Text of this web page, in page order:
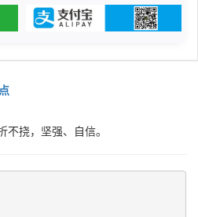
不挠，坚强、自信。